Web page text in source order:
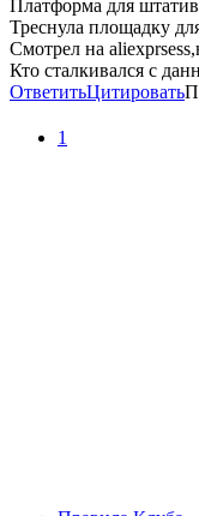
Платформа для
Треснула площадку
Смотрел на
Кто сталкивался с
ОтветитьЦитировать
1